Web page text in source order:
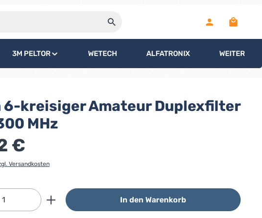
3M PELTOR WETECH ALFATRONIX WEITERE
6-kreisiger Amateur Duplexfilter
MHz
€
Versandkosten
Gib den gewünschten Wert ein oder
In den Warenkorb